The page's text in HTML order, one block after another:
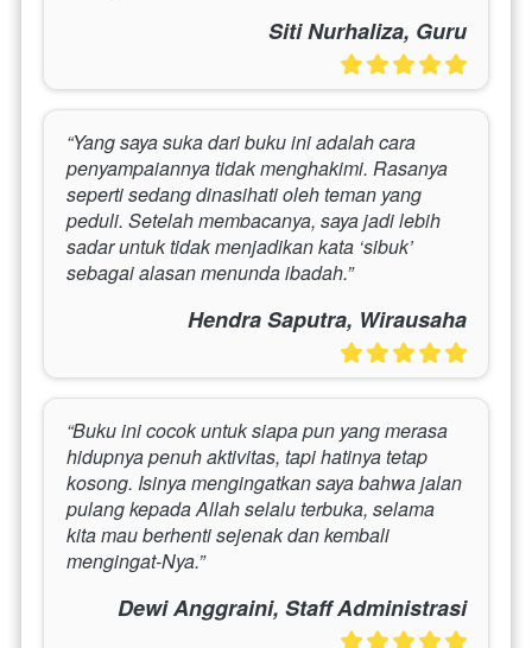
Siti Nurhaliza, Guru
“Yang saya suka dari buku ini adalah cara
penyampaiannya tidak menghakimi. Rasanya
seperti sedang dinasihati oleh teman yang
peduli. Setelah membacanya, saya jadi lebih
sadar untuk tidak menjadikan kata ‘sibuk’
sebagai alasan menunda ibadah.”
Hendra Saputra, Wirausaha
“Buku ini cocok untuk siapa pun yang merasa
hidupnya penuh aktivitas, tapi hatinya tetap
kosong. Isinya mengingatkan saya bahwa jalan
pulang kepada Allah selalu terbuka, selama
kita mau berhenti sejenak dan kembali
mengingat-Nya.”
Dewi Anggraini, Staff Administrasi